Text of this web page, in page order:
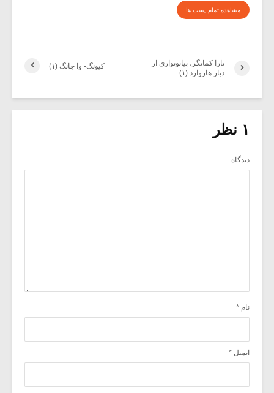
مشاهده تمام پست ها
کیونگ- وا چانگ (۱)
تارا کمانگر، پیانونوازی از
دیار هاروارد (۱)
۱ نظر
دیدگاه
نام *
ایمیل *